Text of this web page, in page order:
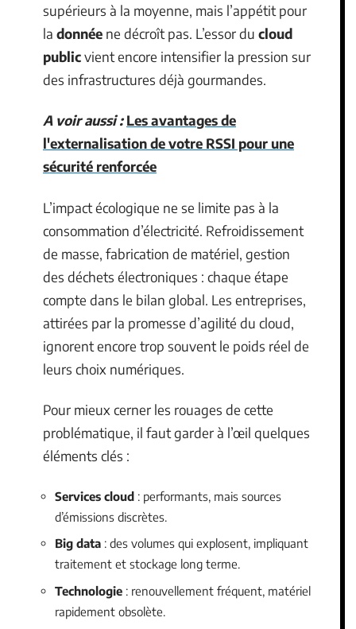
supérieurs à la moyenne, mais l’appétit pour
la donnée ne décroît pas. L’essor du cloud
publicvient encore intensifier la pression sur
des infrastructures déjà gourmandes.
A voir aussi : Les avantages de
l'externalisation de votre RSSI pour une
sécurité renforcée
L’impact écologique ne se limite pas à la
consommation d’électricité. Refroidissement
de masse, fabrication de matériel, gestion
des déchets électroniques : chaque étape
compte dans le bilan global. Les entreprises,
attirées par la promesse d’agilité du cloud,
ignorent encore trop souvent le poids réel de
leurs choix numériques.
Pour mieux cerner les rouages de cette
problématique, il faut garder à l’œil quelques
éléments clés :
Services cloud : performants, mais sources
d’émissions discrètes.
Big data : des volumes qui explosent, impliquant
traitement et stockage long terme.
Technologie : renouvellement fréquent, matériel
rapidement obsolète.